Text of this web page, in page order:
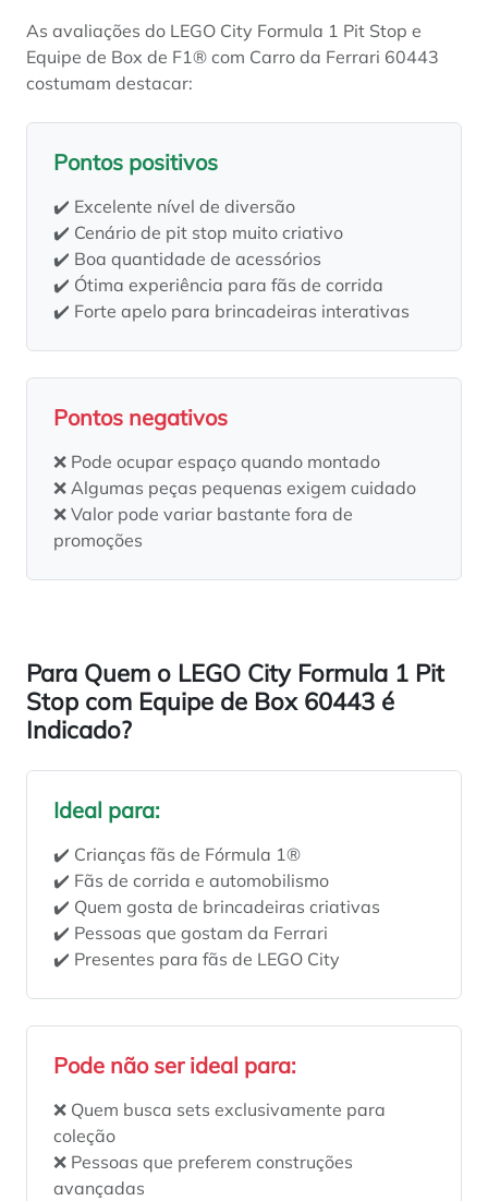
As avaliações do LEGO City Formula 1 Pit Stop e
Equipe de Box de F1® com Carro da Ferrari 60443
costumam destacar:
Pontos positivos
✔️ Excelente nível de diversão
✔️ Cenário de pit stop muito criativo
✔️ Boa quantidade de acessórios
✔️ Ótima experiência para fãs de corrida
✔️ Forte apelo para brincadeiras interativas
Pontos negativos
❌ Pode ocupar espaço quando montado
❌ Algumas peças pequenas exigem cuidado
❌ Valor pode variar bastante fora de
promoções
Para Quem o LEGO City Formula 1 Pit
Stop com Equipe de Box 60443 é
Indicado?
Ideal para:
✔️ Crianças fãs de Fórmula 1®
✔️ Fãs de corrida e automobilismo
✔️ Quem gosta de brincadeiras criativas
✔️ Pessoas que gostam da Ferrari
✔️ Presentes para fãs de LEGO City
Pode não ser ideal para:
❌ Quem busca sets exclusivamente para
coleção
❌ Pessoas que preferem construções
avançadas